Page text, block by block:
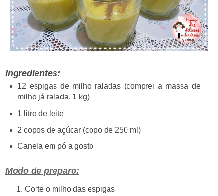
Ingredientes:
12 espigas de milho raladas (comprei a massa de
milho já ralada, 1 kg)
1 litro de leite
2 copos de açúcar (copo de 250 ml)
Canela em pó a gosto
Modo de preparo:
Corte o milho das espigas